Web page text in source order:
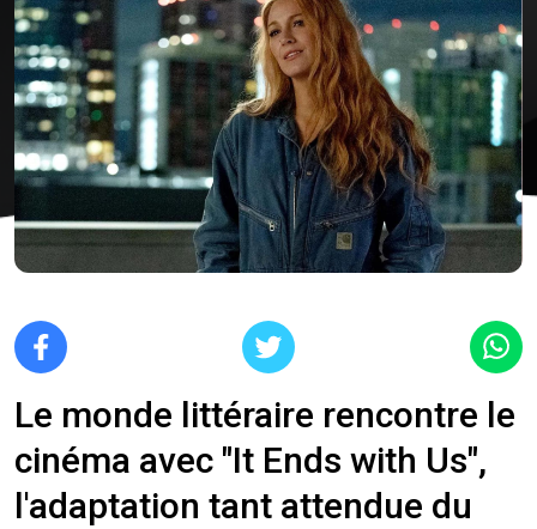
Le monde littéraire rencontre le
cinéma avec "It Ends with Us",
l'adaptation tant attendue du